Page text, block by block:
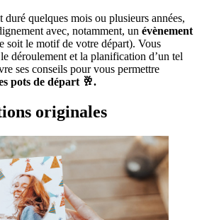
quelques mois ou plusieurs années,
avec, notamment, un évènement
soit le motif de votre départ). Vous
déroulement et la planification d’un tel
ses conseils pour vous permettre
pots de départ 🥂.
originales